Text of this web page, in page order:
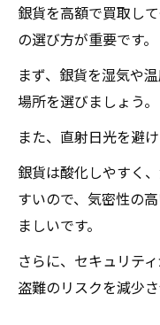
銀貨を高額で買取し
の選び方が重要です。
まず、銀貨を湿気や
場所を選びましょう。
また、直射日光を避
銀貨は酸化しやすく
すいので、気密性の
ましいです。
さらに、セキュリテ
盗難のリスクを減少